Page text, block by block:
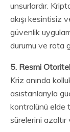
unsurlardır.
akışı kesintisiz
güvenlik
durumu ve rota
5. Resmi
Kriz anında
asistanlarıyla
kontrolünü elde
sürelerini azaltır